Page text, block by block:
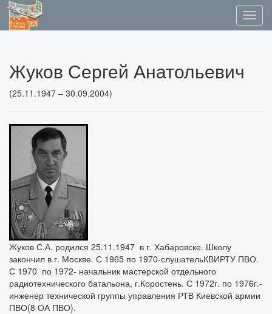
Жуков Сергей Анатольевич
(25.11.1947 – 30.09.2004)
Жуков С.А. родился 25.11.1947 в г. Хабаровске. Школу
закончил в г. Москве. С 1965 по 1970-слушательКВИРТУ ПВО.
С 1970 по 1972- начальник мастерской отдельного
радиотехнического батальона, г.Коростень. С 1972г. по 1976г.-
инженер технической группы управления РТВ Киевской армии
ПВО(8 ОА ПВО).